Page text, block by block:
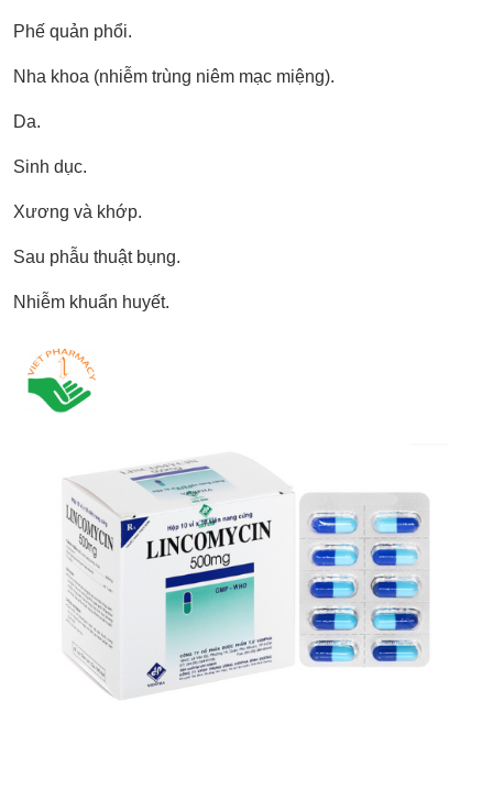
Phế quản phổi.
Nha khoa (nhiễm trùng niêm mạc miệng).
Da.
Sinh dục.
Xương và khớp.
Sau phẫu thuật bụng.
Nhiễm khuẩn huyết.